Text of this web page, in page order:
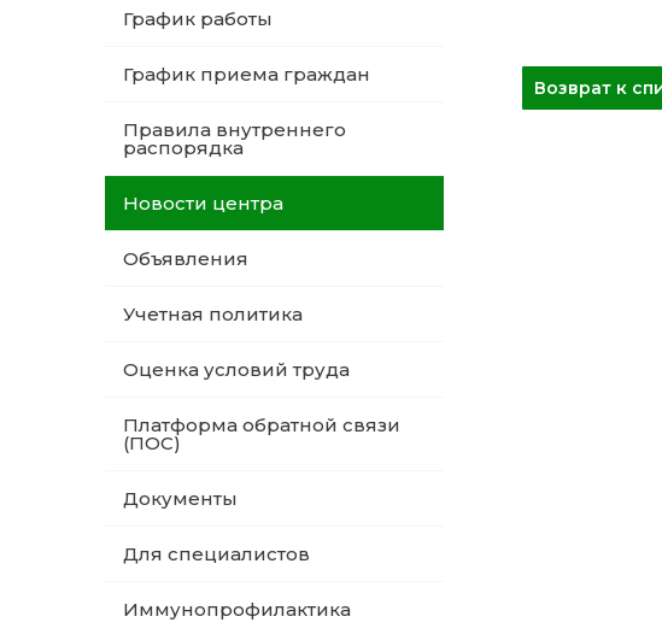
График работы
График приема граждан
Правила внутреннего
распорядка
Новости центра
Объявления
Учетная политика
Оценка условий труда
Платформа обратной связи
(ПОС)
Документы
Для специалистов
Иммунопрофилактика
Возврат к